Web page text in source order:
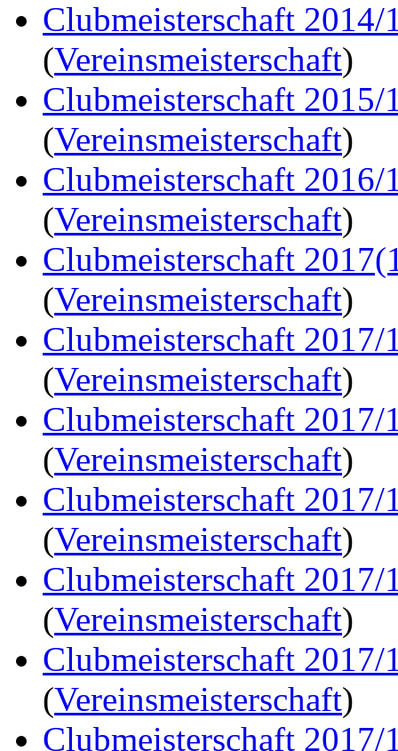
Clubmeisterschaft
(Vereinsmeisterschaft)
Clubmeisterschaft 2015/
(Vereinsmeisterschaft)
Clubmeisterschaft 2016/
(Vereinsmeisterschaft)
Clubmeisterschaft
(Vereinsmeisterschaft)
Clubmeisterschaft 2017/
(Vereinsmeisterschaft)
Clubmeisterschaft 2017/
(Vereinsmeisterschaft)
Clubmeisterschaft 2017/
(Vereinsmeisterschaft)
Clubmeisterschaft 2017/
(Vereinsmeisterschaft)
Clubmeisterschaft 2017/
(Vereinsmeisterschaft)
Clubmeisterschaft 2017/